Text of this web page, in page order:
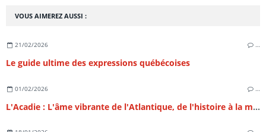
VOUS AIMEREZ AUSSI :
21/02/2026 …
Le guide ultime des expressions québécoises
01/02/2026 …
L'Acadie : L'âme vibrante de l'Atlantique, de l'histoire à la modernité